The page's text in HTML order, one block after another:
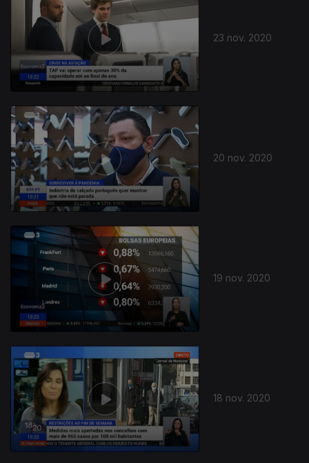
23 nov. 2020
20 nov. 2020
19 nov. 2020
18 nov. 2020